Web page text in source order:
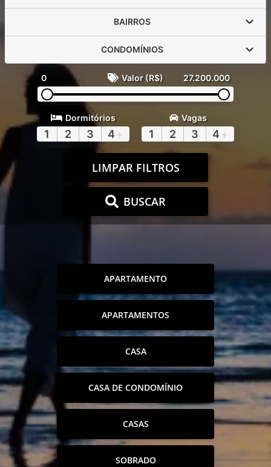
BAIRROS
CONDOMÍNIOS
0 Valor (R$) 27.200.000
Dormitórios
1 2 3 4 +
Vagas
1 2 3 4 +
LIMPAR FILTROS
BUSCAR
APARTAMENTO
APARTAMENTOS
CASA
CASA DE CONDOMÍNIO
CASAS
SOBRADO